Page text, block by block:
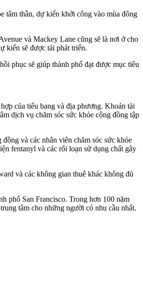
tâm thần, dự kiến ​​khởi công vào mùa đông
và Mackey Lane cũng sẽ là nơi ở cho
kiến ​​sẽ được tái phát triển.
phục sẽ giúp thành phố đạt được mục tiêu
của tiểu bang và địa phương. Khoản tài
dịch vụ chăm sóc sức khỏe cộng đồng tập
và các nhân viên chăm sóc sức khỏe
fentanyl và các rối loạn sử dụng chất gây
và các không gian thuê khác không đủ
phố San Francisco. Trong hơn 100 năm
tâm cho những người có nhu cầu nhất.